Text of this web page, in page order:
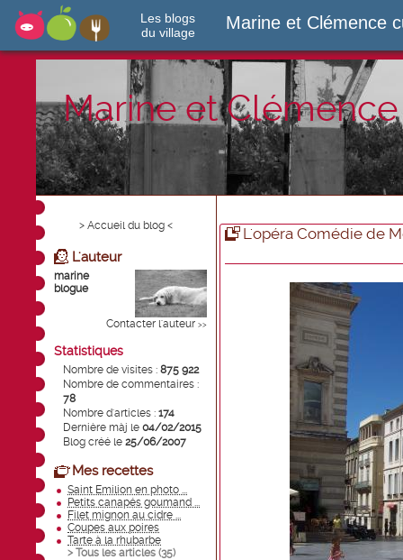
Les blogs
du village
Marine et Clémence
Marine et
> Accueil du blog <
L'auteur
marine
blogue
Contacter l'auteur >>
Statistiques
Nombre de visites : 875 922
Nombre de commentaires :
78
Nombre d'articles : 174
Dernière màj le 04/02/2015
Blog créé le 25/06/2007
Mes recettes
Saint Emilion en photo ...
Petits canapés goumand ...
Filet mignon au cidre ...
Coupes aux poires
Tarte à la rhubarbe
> Tous les articles (35)
L'opéra Comédie de